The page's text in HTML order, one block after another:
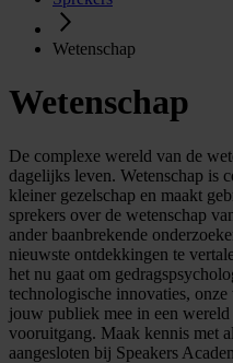
Wetenschap
Wetenschap
De complexe wereld van de
dagelijks leven. Wetenschap is
kleiner gezelschap en maakt
sprekers over de wetenschap
ander baanbrekende
nieuwste ontdekkingen te
het nu gaat om
technologische innovaties,
jouw publiek mee in een
vooruitgang. Maak kennis met
aangesloten bij Speakers